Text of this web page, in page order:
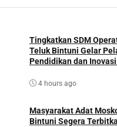
Tingkatkan SDM
Teluk Bintuni Gelar
4 hours ago
Masyarakat Adat
Bintuni Segera